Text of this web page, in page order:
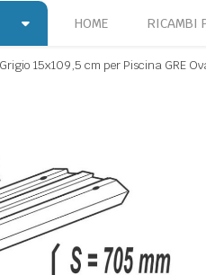
HOME RICAMBI
15x109,5 cm per Piscina GRE